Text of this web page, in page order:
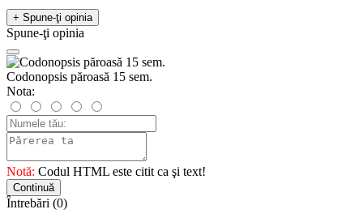
+ Spune-ţi opinia
Spune-ţi opinia
Codonopsis păroasă 15 sem.
Nota:
Notă: Codul HTML este citit ca şi text!
Continuă
Întrebări (0)